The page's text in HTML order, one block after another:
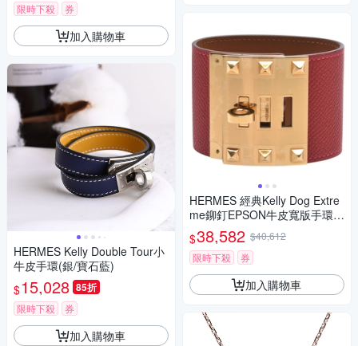
限時下殺 券
加入購物車
HERMES Kelly Double Tour小
牛皮手環(銀/寶石藍)
$15,028 85折
限時下殺 券
加入購物車
HERMES 經典Kelly Dog Extre
me鉚釘EPSON牛皮寬版手環
(紅/金)
$38,582 $40,612
限時下殺
券
加入購物車